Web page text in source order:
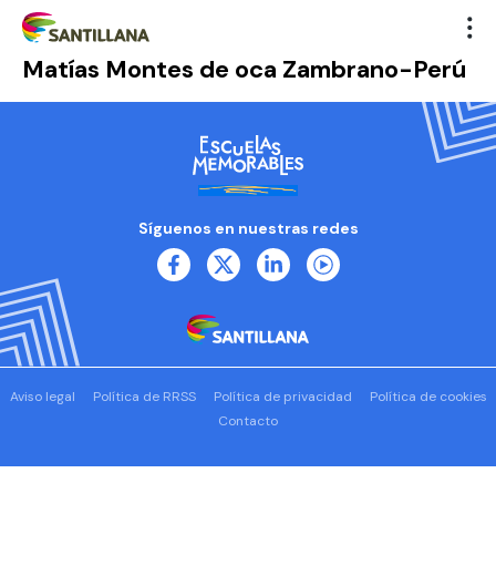
Matías Montes de oca Zambrano-Perú
Síguenos en nuestras redes
Aviso legal Política de RRSS Política de privacidad
Política de cookies
Contacto